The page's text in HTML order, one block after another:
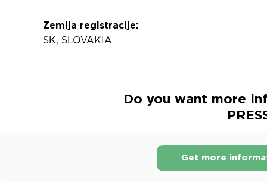
Zemlja registracije:
SK, SLOVAKIA
Do you want more
Get more